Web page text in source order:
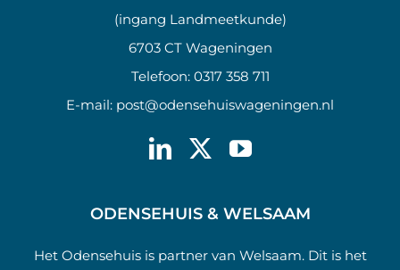
(ingang Landmeetkunde)
6703 CT Wageningen
Telefoon: 0317 358 711
E-mail: post@odensehuiswageningen.nl
ODENSEHUIS & WELSAAM
Het Odensehuis is partner van Welsaam. Dit is het